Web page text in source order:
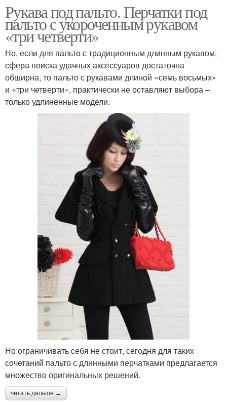
Рукава под пальто. Перчатки под
пальто с укороченным рукавом
«три четверти»
Но, если для пальто с традиционным длинным рукавом,
сфера поиска удачных аксессуаров достаточна
обширна, то пальто с рукавами длиной «семь восьмых»
и «три четверти», практически не оставляют выбора –
только удлиненные модели.
Но ограничивать себя не стоит, сегодня для таких
сочетаний пальто с длинными перчатками предлагается
множество оригинальных решений.
читать дальше →